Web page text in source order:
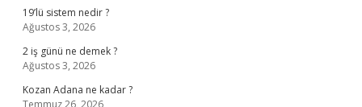
19’lü sistem nedir ?
Ağustos 3, 2026
2 iş günü ne demek ?
Ağustos 3, 2026
Kozan Adana ne kadar ?
Temmuz 26, 2026